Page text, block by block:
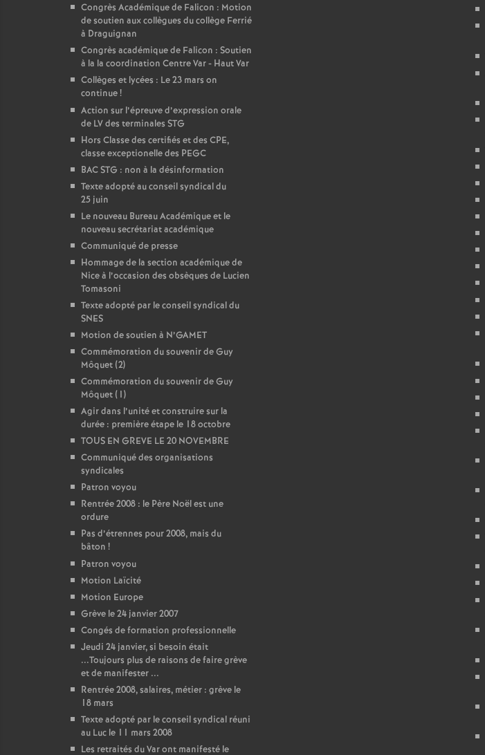
Congrès Académique de Falicon : Motion
de soutien aux collègues du collège Ferrié
à Draguignan
Congrès académique de Falicon : Soutien
à la la coordination Centre Var - Haut Var
Collèges et lycées : Le 23 mars on
continue!
Action sur l’épreuve d’expression orale
de LV des terminales STG
Hors Classe des certifiés et des CPE,
classe exceptionelle des PEGC
BAC STG : non à la désinformation
Texte adopté au conseil syndical du
25 juin
Le nouveau Bureau Académique et le
nouveau secrétariat académique
Communiqué de presse
Hommage de la section académique de
Nice à l’occasion des obsèques de Lucien
Tomasoni
Texte adopté par le conseil syndical du
SNES
Motion de soutien à N’GAMET
Commémoration du souvenir de Guy
Môquet (2)
Commémoration du souvenir de Guy
Môquet (1)
Agir dans l’unité et construire sur la
durée : première étape le 18 octobre
TOUS EN GREVE LE 20 NOVEMBRE
Communiqué des organisations
syndicales
Patron voyou
Rentrée 2008 : le Père Noël est une
ordure
Pas d’étrennes pour 2008, mais du
bâton !
Patron voyou
Motion Laïcité
Motion Europe
Grève le 24 janvier 2007
Congés de formation professionnelle
Jeudi 24 janvier, si besoin était
...Toujours plus de raisons de faire grève
et de manifester ...
Rentrée 2008, salaires, métier : grève le
18 mars
Texte adopté par le conseil syndical réuni
au Luc le 11 mars 2008
Les retraités du Var ont manifesté le